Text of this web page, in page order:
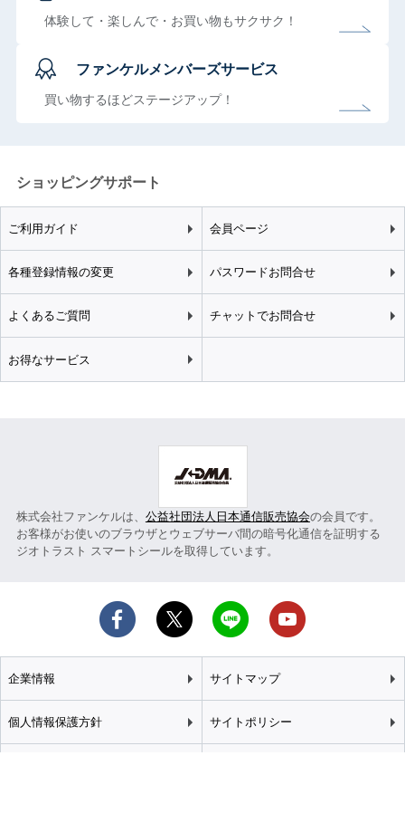
体験して・楽しんで・お買い物もサクサク！
ファンケルメンバーズサービス
買い物するほどステージアップ！
ショッピングサポート
ご利用ガイド 会員ページ
各種登録情報の変更 パスワードお問合せ
よくあるご質問 チャットでお問合せ
お得なサービス
株式会社ファンケルは、 公益社団法人日本通信販売協会の会員です。
お客様がお使いのブラウザとウェブサーバ間の暗号化通信を証明する
ジオトラスト スマートシールを取得しています。
企業情報 サイトマップ
個人情報保護方針 サイトポリシー